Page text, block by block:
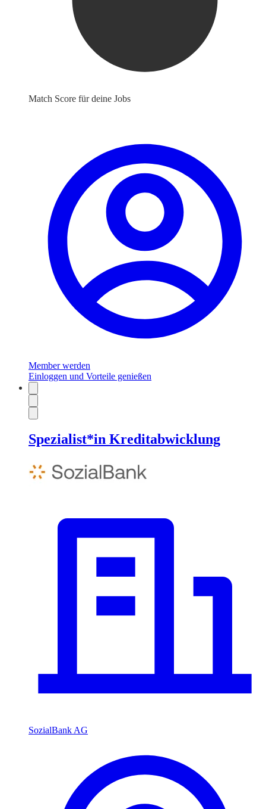
Match Score für deine Jobs
Member werden
Einloggen und Vorteile genießen
Spezialist*in Kreditabwicklung
SozialBank AG